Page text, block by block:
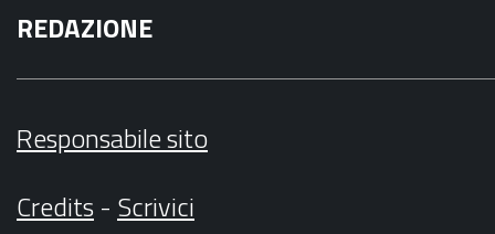
REDAZIONE
Responsabile sito
Credits- Scrivici